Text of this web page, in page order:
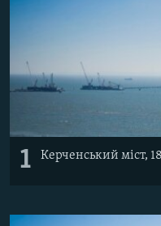
1 Керченський міст,